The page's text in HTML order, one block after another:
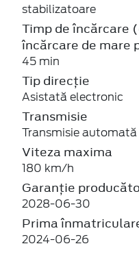
stabilizatoare
Timp de încărcare
încărcare de mare
45 min
Tip direcție
Asistată electronic
Transmisie
Transmisie automată
Viteza maxima
180 km/h
Garanție
2028-06-30
Prima
2024-06-26